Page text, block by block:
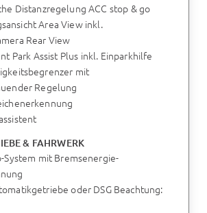
Distanzregelung ACC stop & go
Area View inkl.
Rear View
Park Assist Plus inkl. Einparkhilfe
mit
Regelung
& FAHRWERK
System mit Bremsenergie-
oder DSG Beachtung: